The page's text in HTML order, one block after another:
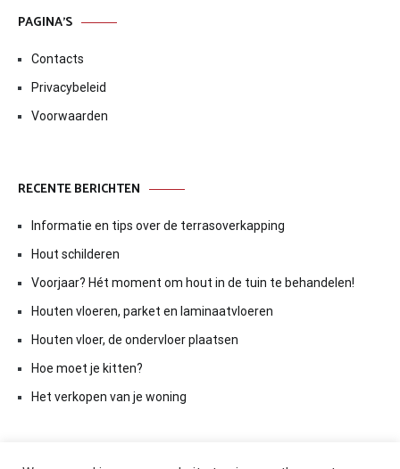
PAGINA’S
Contacts
Privacybeleid
Voorwaarden
RECENTE BERICHTEN
Informatie en tips over de terrasoverkapping
Hout schilderen
Voorjaar? Hét moment om hout in de tuin te behandelen!
Houten vloeren, parket en laminaatvloeren
Houten vloer, de ondervloer plaatsen
Hoe moet je kitten?
Het verkopen van je woning